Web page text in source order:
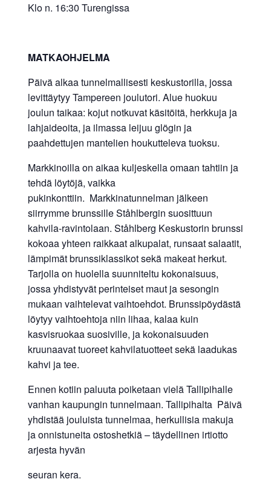
Klo n. 16:30 Turengissa
MATKAOHJELMA
Päivä alkaa tunnelmallisesti keskustorilla, jossa
levittäytyy Tampereen joulutori. Alue huokuu
joulun taikaa: kojut notkuvat käsitöitä, herkkuja ja
lahjaideoita, ja ilmassa leijuu glögin ja
paahdettujen mantelien houkutteleva tuoksu.
Markkinoilla on aikaa kuljeskella omaan tahtiin ja
tehdä löytöjä, vaikka
pukinkonttiin. Markkinatunnelman jälkeen
siirrymme brunssille Ståhlbergin suosittuun
kahvila-ravintolaan. Ståhlberg Keskustorin brunssi
kokoaa yhteen raikkaat alkupalat, runsaat salaatit,
lämpimät brunssiklassikot sekä makeat herkut.
Tarjolla on huolella suunniteltu kokonaisuus,
jossa yhdistyvät perinteiset maut ja sesongin
mukaan vaihtelevat vaihtoehdot. Brunssipöydästä
löytyy vaihtoehtoja niin lihaa, kalaa kuin
kasvisruokaa suosiville, ja kokonaisuuden
kruunaavat tuoreet kahvilatuotteet sekä laadukas
kahvi ja tee.
Ennen kotiin paluuta poiketaan vielä Tallipihalle
vanhan kaupungin tunnelmaan. Tallipihalta Päivä
yhdistää jouluista tunnelmaa, herkullisia makuja
ja onnistuneita ostoshetkiä – täydellinen irtiotto
arjesta hyvän
seuran kera.